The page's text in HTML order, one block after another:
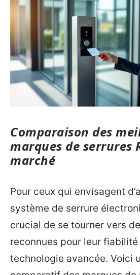
Comparaison des
marques de serrures
marché
Pour ceux qui envisagent
système de serrure
crucial de se tourner vers
reconnues pour leur
technologie avancée. Voici